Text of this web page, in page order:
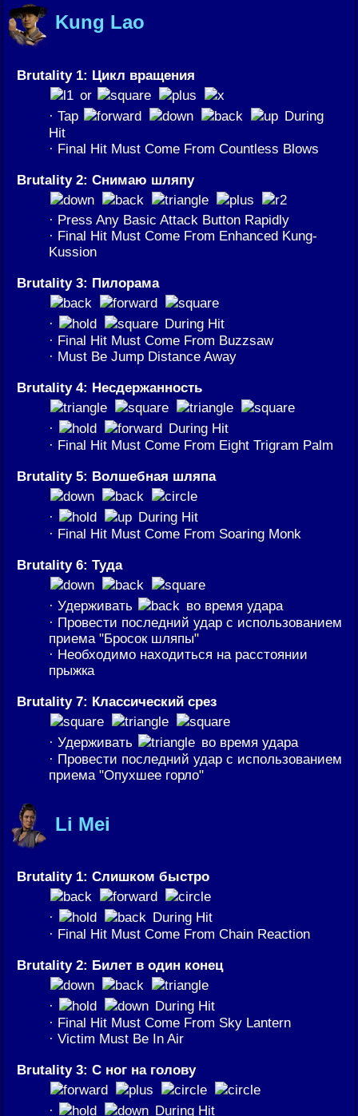
Kung Lao
Brutality 1: Цикл вращения
or
· Tap
During
Hit
· Final Hit Must Come From Countless Blows
Brutality 2: Снимаю шляпу
· Press Any Basic Attack Button Rapidly
· Final Hit Must Come From Enhanced Kung-
Kussion
Brutality 3: Пилорама
·
During Hit
· Final Hit Must Come From Buzzsaw
· Must Be Jump Distance Away
Brutality 4: Несдержанность
·
During Hit
· Final Hit Must Come From Eight Trigram Palm
Brutality 5: Волшебная шляпа
·
During Hit
· Final Hit Must Come From Soaring Monk
Brutality 6: Туда
· Удерживать
во время удара
· Провести последний удар с использованием
приема "Бросок шляпы"
· Необходимо находиться на расстоянии
прыжка
Brutality 7: Классический срез
· Удерживать
во время удара
· Провести последний удар с использованием
приема "Опухшее горло"
Li Mei
Brutality 1: Слишком быстро
·
During Hit
· Final Hit Must Come From Chain Reaction
Brutality 2: Билет в один конец
·
During Hit
· Final Hit Must Come From Sky Lantern
· Victim Must Be In Air
Brutality 3: С ног на голову
· During Hit